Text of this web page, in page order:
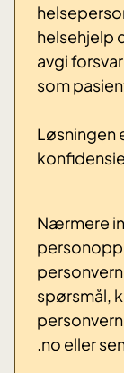
helsehjelp
avgi
som
Løsningen
Nærmere
spørsmål,
.no eller